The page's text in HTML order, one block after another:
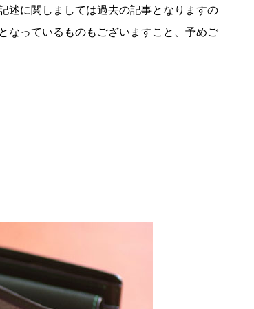
述に関しましては過去の記事となりますの
なっているものもございますこと、予めご